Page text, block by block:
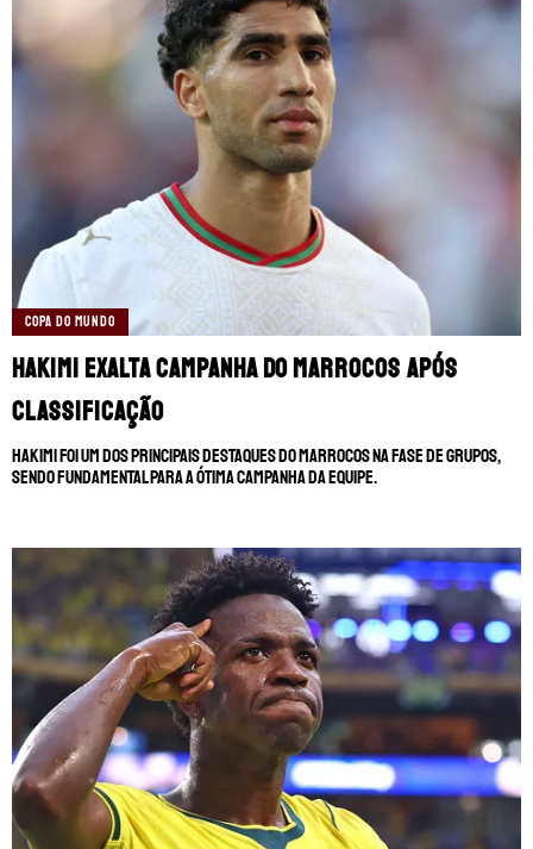
LIGUE 1
BRASILEIRÃO
TRANSFERÊNCIAS
SOMOS FANÁTICOS PORTUGAL
SOMOS FANÁTICOS ANGOLA
SOMOS FANÁTICOS MOÇAMBIQUE
ESCREVA NO FANÁTICOS
REDGOL
APOSTAS
TERMOS E CONDIÇÕES
POLÍTICA DE PRIVACIDADE
POLÍTICA DE COOKIES
POLÍTICA EDITORIAL AD CHOICES
uma empresa pertencente à Better
Collective. Todos os direitos reservados.
+18 |
Jogue com responsabilidade
Aplicam-se os Termos e Condições | Conteúdo
Comercial | Ministério da Fazenda adverte: Aposta não
é investimento.
COPA DO MUNDO
Hakimi exalta campanha do Marrocos após
classificação
Hakimi foi um dos principais destaques do Marrocos na fase de grupos,
sendo fundamental para a ótima campanha da equipe.